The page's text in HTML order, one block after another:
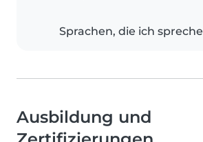
Sprachen, die ich spreche
Ausbildung und